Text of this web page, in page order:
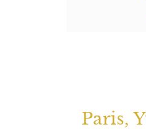
Paris,